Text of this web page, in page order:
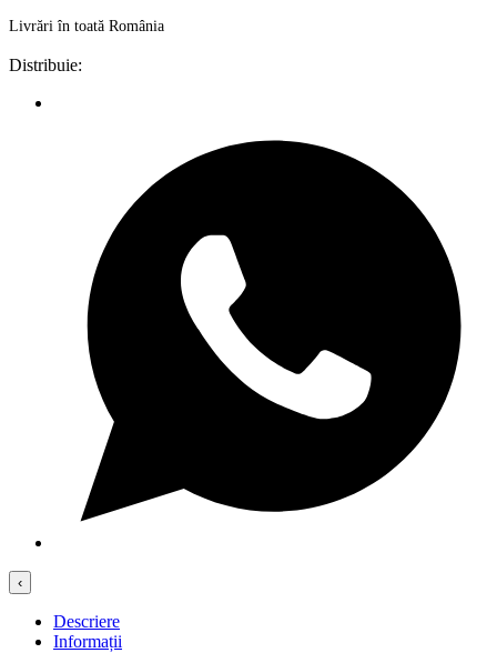
pentru
copii
Livrări în toată România
Distribuie:
‹
Descriere
Informații